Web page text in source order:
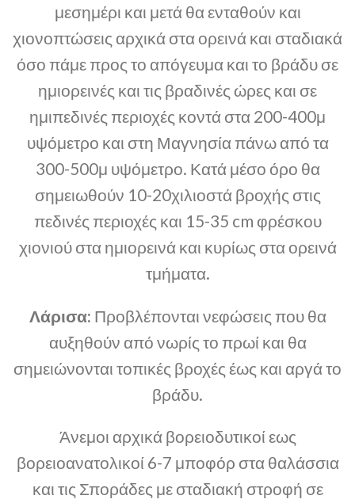
μεσημέρι και μετά θα ενταθούν και
χιονοπτώσεις αρχικά στα ορεινά και σταδιακά
όσο πάμε προς το απόγευμα και το βράδυ σε
ημιορεινές και τις βραδινές ώρες και σε
ημιπεδινές περιοχές κοντά στα 200-400μ
υψόμετρο και στη Μαγνησία πάνω από τα
300-500μ υψόμετρο. Κατά μέσο όρο θα
σημειωθούν 10-20χιλιοστά βροχής στις
πεδινές περιοχές και 15-35 cm φρέσκου
χιονιού στα ημιορεινά και κυρίως στα ορεινά
τμήματα.
Λάρισα: Προβλέπονται νεφώσεις που θα
αυξηθούν από νωρίς το πρωί και θα
σημειώνονται τοπικές βροχές έως και αργά το
βράδυ.
Άνεμοι αρχικά βορειοδυτικοί εως
βορειοανατολικοί 6-7 μποφόρ στα θαλάσσια
και τις Σποράδες με σταδιακή στροφή σε